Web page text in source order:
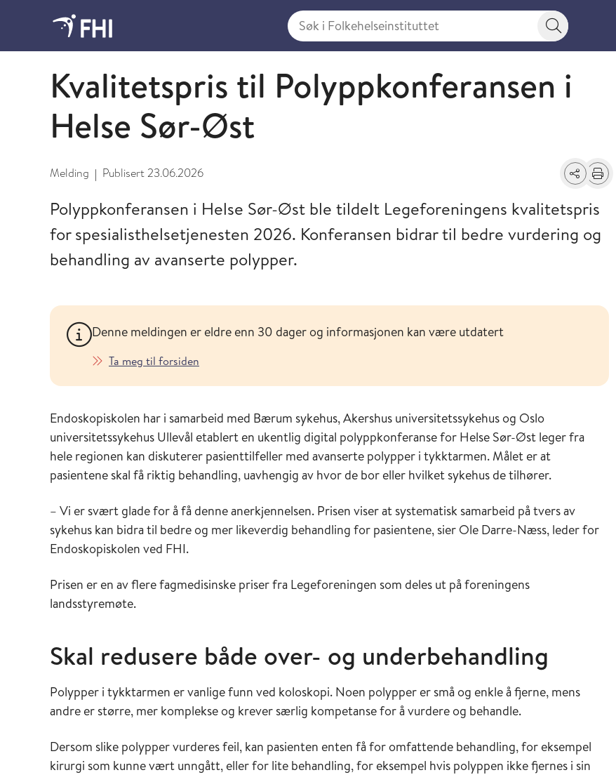
Søk i Folkehelseinstituttet
Søkeknapp
Meldinger fra FHI
Kvalitetspris til Polyppkonferansen i
Helse Sør-Øst
Melding | Publisert23.06.2026 Del Skriv ut
Polyppkonferansen i Helse Sør-Øst ble tildelt Legeforeningens kvalitetspris
for spesialisthelsetjenesten 2026. Konferansen bidrar til bedre vurdering og
behandling av avanserte polypper.
Denne meldingen er eldre enn 30 dager og informasjonen kan være utdatert
Ta meg til forsiden
Endoskopiskolen har i samarbeid med Bærum sykehus, Akershus universitetssykehus og Oslo
universitetssykehus Ullevål etablert en ukentlig digital polyppkonferanse for Helse Sør-Øst leger fra
hele regionen kan diskuterer pasienttilfeller med avanserte polypper i tykktarmen. Målet er at
pasientene skal få riktig behandling, uavhengig av hvor de bor eller hvilket sykehus de tilhører.
– Vi er svært glade for å få denne anerkjennelsen. Prisen viser at systematisk samarbeid på tvers av
sykehus kan bidra til bedre og mer likeverdig behandling for pasientene, sier Ole Darre-Næss, leder for
Endoskopiskolen ved FHI.
Prisen er en av flere fagmedisinske priser fra Legeforeningen som deles ut på foreningens
landsstyremøte.
Skal redusere både over- og underbehandling
Polypper i tykktarmen er vanlige funn ved koloskopi. Noen polypper er små og enkle å fjerne, mens
andre er større, mer komplekse og krever særlig kompetanse for å vurdere og behandle.
Dersom slike polypper vurderes feil, kan pasienten enten få for omfattende behandling, for eksempel
kirurgi som kunne vært unngått, eller for lite behandling, for eksempel hvis polyppen ikke fjernes i sin